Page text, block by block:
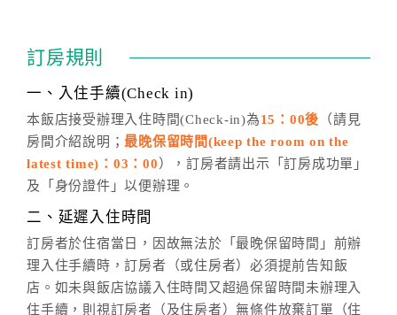
話方式異動訂單。
※非客服時間之申辦異動，皆為次日計算及辦理。
五、客服時間
週一至週日，上午9:00～晚上6:00
六、聯絡方式
(07)9682715 。
訂房規則
一、入住手續(Check in)
本飯店接受辦理入住時間(Check-in)為15：00後 （請見
房間介紹說明；最晚保留時間(keep the room on the
latest time)：03：00 ），訂房者請出示「訂房成功單」
及「身份證件」以便辦理。
二、延遲入住時間
訂房者於住宿當日，因故無法於「最晚保留時間」前辦
理入住手續時，訂房者（或住房者）必須提前告知飯
店。如未與飯店協議入住時間又超過保留時間未辦理入
住手續，則視訂房者（及住房者）無條件放棄訂單（住